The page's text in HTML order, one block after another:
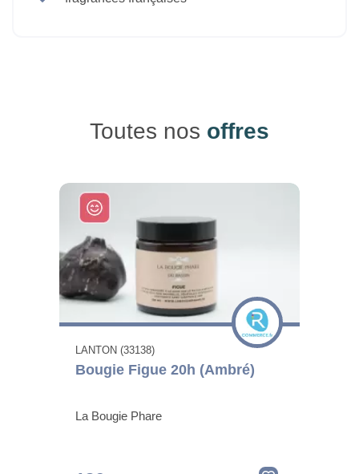
Toutes nos offres
LANTON (33138)
Bougie Figue 20h (Ambré)
La Bougie Phare